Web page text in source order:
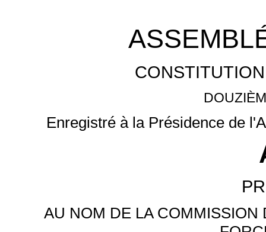
Enregistré à la Présidence de
AU NOM DE LA COMMISSION